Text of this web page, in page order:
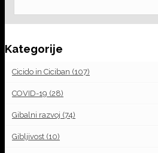
Kategorije
Cicido in Ciciban (107)
COVID-19 (28)
Gibalni razvoj (74)
Gibljivost (10)